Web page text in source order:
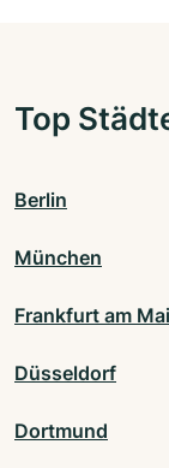
Top
Berlin
München
Frankfurt am
Düsseldorf
Dortmund